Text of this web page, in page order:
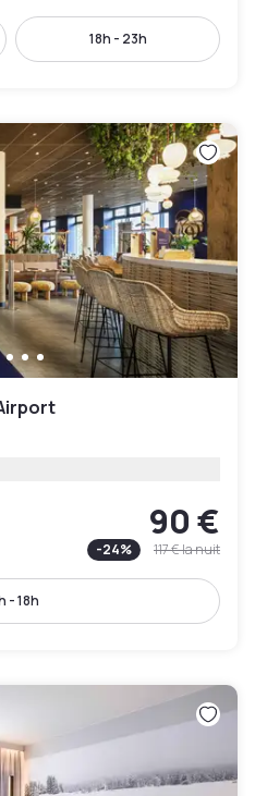
18h - 23h
90 €
-24% 117 €la nuit
- 18h